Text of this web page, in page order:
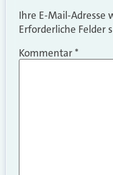
Ihre E-Mail-Adresse
Erforderliche Felder
Kommentar*